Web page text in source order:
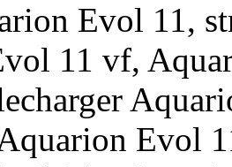
Evol 11,
11 vf,
Evol